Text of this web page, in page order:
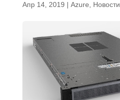
Апр 14, 2019 | Azure Новости